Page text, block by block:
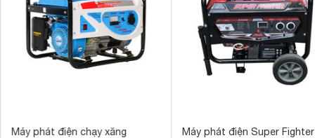
Máy phát điện chạy xăng
Máy phát điện Super Fighter